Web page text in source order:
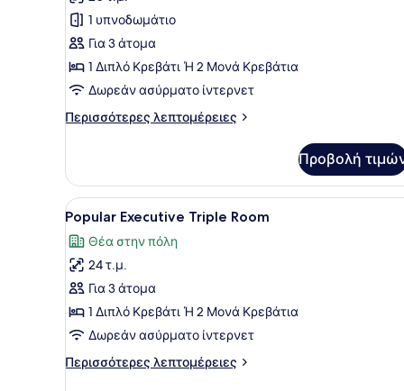
Popular
Executive
Room
1 υπνοδωμάτιο
Για 3 άτομα
1 Διπλό Κρεβάτι Ή 2 Μονά Κρεβάτια
Δωρεάν ασύρματο ίντερνετ
Περισσότερες λεπτομέρειες
Περισσότερες
Executive
Room
Προβολή
Προβολή
όλων
των
φωτογραφιών
για
Popular
Executive
Triple
Room
Ένα σύγχρονο δωμάτιο
9
Popular Executive Triple Room
Θέα στην πόλη
24 τ.μ.
Για 3 άτομα
1 Διπλό Κρεβάτι Ή 2 Μονά Κρεβάτια
Δωρεάν ασύρματο ίντερνετ
Περισσότερες λεπτομέρειες
Περισσότερες